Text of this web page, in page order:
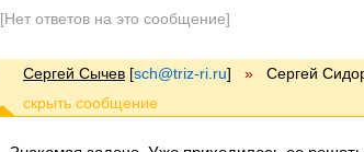
[Нет ответов на это сообщение]
Сергей Сычев [sch@triz-ri.ru] » Сергей